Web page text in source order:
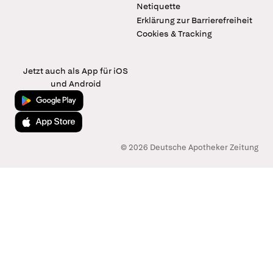
Netiquette
Erklärung zur Barrierefreiheit
Cookies & Tracking
Jetzt auch als App für iOS
und Android
Jetzt bei Google Play
Laden im App Store
© 2026 Deutsche Apotheker Zeitung